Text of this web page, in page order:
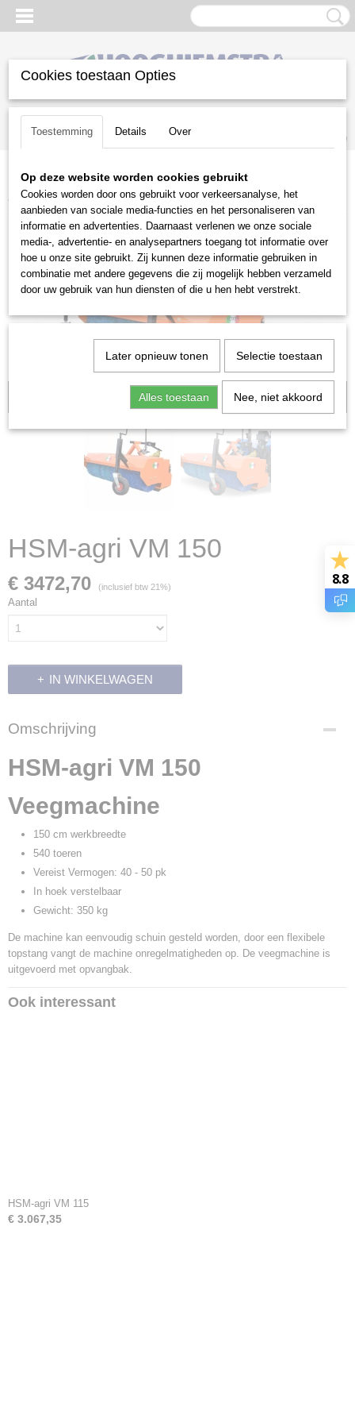
Inloggen Registreren
(0)
Home >Groot materieel>Aanbouwwerktuigen>
agri VM 150
Voorraad: 0
HSM-agri VM 150
€ 3472,70 (inclusief btw 21%)
Aantal
IN WINKELWAGEN
Omschrijving
HSM-agri VM 150
Veegmachine
150 cm werkbreedte
540 toeren
Vereist Vermogen: 40 - 50 pk
In hoek verstelbaar
Gewicht: 350 kg
De machine kan eenvoudig schuin gesteld worden, door een flexibele
topstang vangt de machine onregelmatigheden op. De veegmachine is
uitgevoerd met opvangbak.
Ook interessant
HSM-agri VM 115
€ 3.067,35
8.8
Cookies toestaan Opties
Toestemming Details Over
Op deze website worden cookies gebruikt
Cookies worden door ons gebruikt voor verkeersanalyse, het
aanbieden van sociale media-functies en het personaliseren van
informatie en advertenties. Daarnaast verlenen we onze sociale
media-, advertentie- en analysepartners toegang tot informatie over
hoe u onze site gebruikt. Zij kunnen deze informatie gebruiken in
combinatie met andere gegevens die zij mogelijk hebben verzameld
door uw gebruik van hun diensten of die u hen hebt verstrekt.
Later opnieuw tonen Selectie toestaan
Alles toestaan Nee, niet akkoord